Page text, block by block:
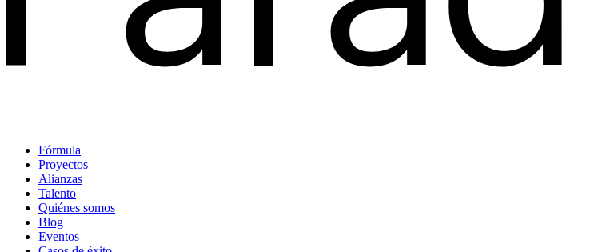
Fórmula
Proyectos
Alianzas
Talento
Quiénes somos
Blog
Eventos